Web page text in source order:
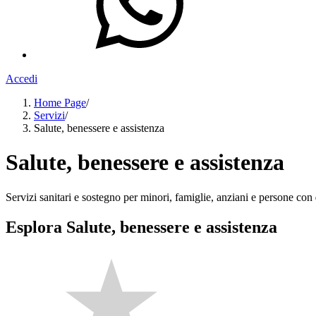
Accedi
Home Page/
Servizi/
Salute, benessere e assistenza
Salute, benessere e assistenza
Servizi sanitari e sostegno per minori, famiglie, anziani e persone con
Esplora Salute, benessere e assistenza